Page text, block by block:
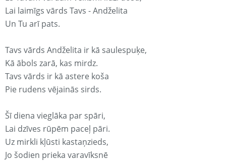
Lai laimīgs vārds Tavs - Andželita
Un Tu arī pats.
Tavs vārds Andželita ir kā saulespuķe,
Kā ābols zarā, kas mirdz.
Tavs vārds ir kā astere koša
Pie rudens vējainās sirds.
Šī diena vieglāka par spāri,
Lai dzīves rūpēm paceļ pāri.
Uz mirkli kļūsti kastaņzieds,
Jo šodien prieka varavīksnē